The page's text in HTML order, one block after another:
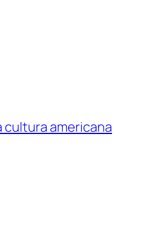
cultura americana